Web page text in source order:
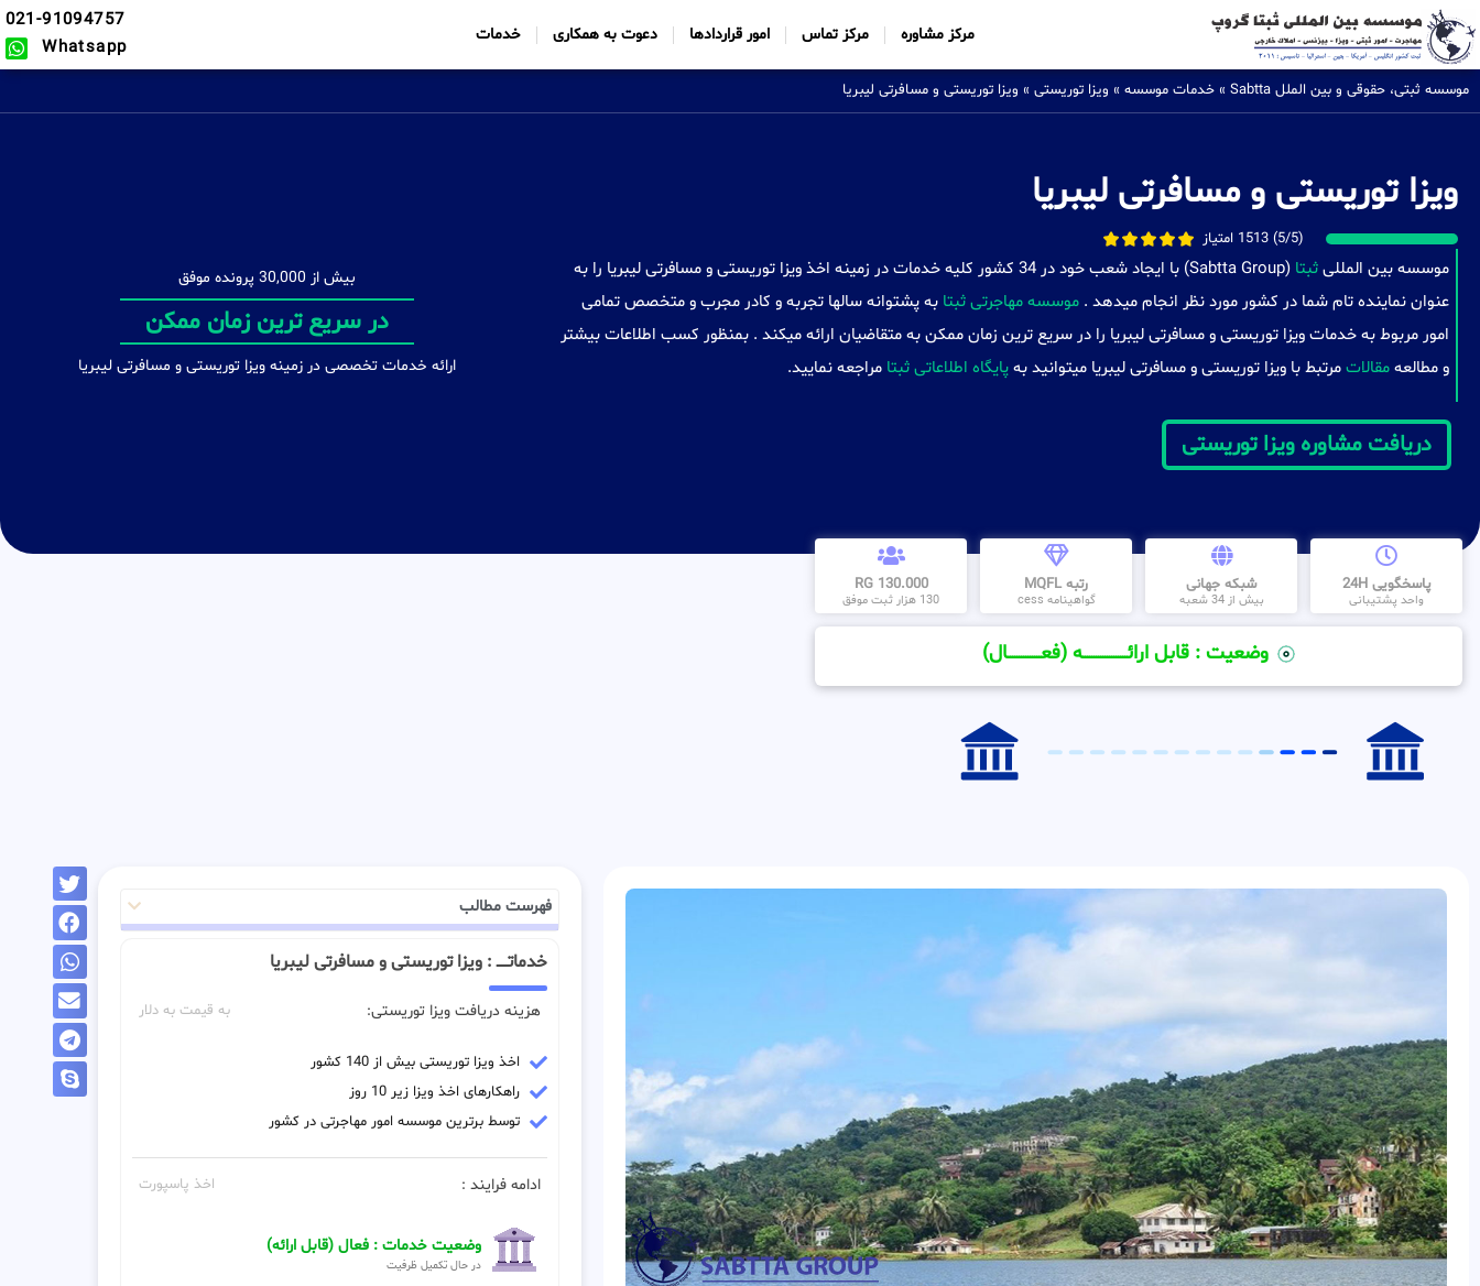
مرکز مشاوره مرکز تماس امور قراردادها دعوت به همکاری خدمات
021-91094757
Whatsapp
موسسه ثبتی، حقوقی و بین الملل Sabtta » خدمات موسسه » ویزا توریستی » ویزا توریستی و مسافرتی لیبریا
ویزا توریستی و مسافرتی لیبریا
(5/5) 1513 امتیاز
موسسه بین المللیثبتا
(Sabtta Group) با ایجاد شعب خود در 34 کشور کلیه خدمات در زمینه اخذ ویزا توریستی و مسافرتی لیبریا را به
عنوان نماینده تام شما در کشور مورد نظر انجام میدهد . موسسه مهاجرتی ثبتا به پشتوانه سالها تجربه و کادر مجرب و متخصص تمامی
امور مربوط به خدمات ویزا توریستی و مسافرتی لیبریا را در سریع ترین زمان ممکن به متقاضیان ارائه میکند . بمنظور کسب اطلاعات بیشتر
و مطالعهمقالاتمرتبط با ویزا توریستی و مسافرتی لیبریا میتوانید بهپایگاه اطلاعاتی ثبتا مراجعه نمایید.
دریافت مشاوره ویزا توریستی
بیش از 30,000 پرونده موفق
بدون محدودیت
ارائه خدمات تخصصی در زمینه ویزا توریستی و مسافرتی لیبریا
پاسخگویی 24H
واحد پشتیبانی
شبکه جهانی
بیش از 34 شعبه
رتبه MQFL
گواهینامه cess
130.000 RG
130 هزار ثبت موفق
وضعیت : قابل ارائــــــــــــــــــــه (فعـــــــــــــــال)
فهرست مطالب
خدماتـــــ : ویزا توریستی و مسافرتی لیبریا
هزینه دریافت ویزا توریستی: به قیمت به دلار
اخذ ویزا توریستی بیش از 140 کشور
راهکارهای اخذ ویزا زیر 10 روز
توسط برترین موسسه امور مهاجرتی در کشور
ادامه فرایند : اخذ پاسپورت
وضعیت خدمات : فعال (قابل ارائه)
در حال تکمیل ظرفیت